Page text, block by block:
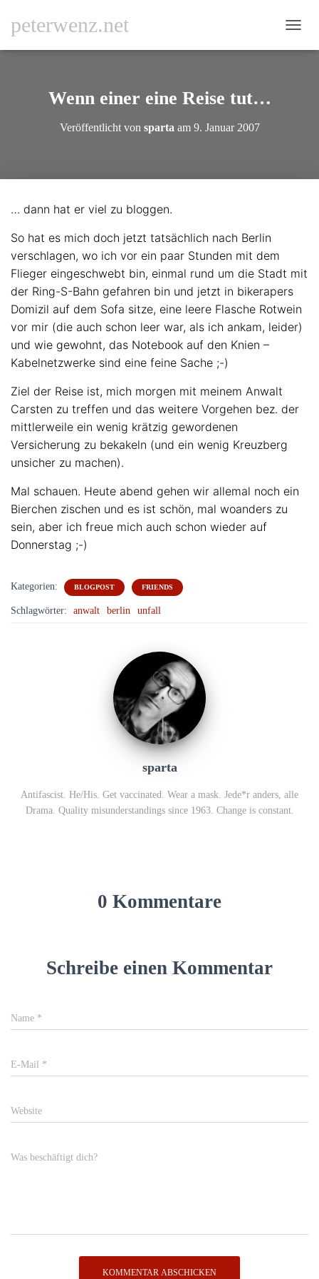
peterwenz.net
A
E
N
Wenn einer eine Reise tut…
Veröffentlicht von sparta am 9. Januar 2007
… dann hat er viel zu bloggen.
So hat es mich doch jetzt tatsächlich nach Berlin
verschlagen, wo ich vor ein paar Stunden mit dem
Flieger eingeschwebt bin, einmal rund um die Stadt mit
der Ring-S-Bahn gefahren bin und jetzt in bikerapers
Domizil auf dem Sofa sitze, eine leere Flasche Rotwein
vor mir (die auch schon leer war, als ich ankam, leider)
und wie gewohnt, das Notebook auf den Knien –
Kabelnetzwerke sind eine feine Sache ;-)
Ziel der Reise ist, mich morgen mit meinem Anwalt
Carsten zu treffen und das weitere Vorgehen bez. der
mittlerweile ein wenig krätzig gewordenen
Versicherung zu bekakeln (und ein wenig Kreuzberg
unsicher zu machen).
Mal schauen. Heute abend gehen wir allemal noch ein
Bierchen zischen und es ist schön, mal woanders zu
sein, aber ich freue mich auch schon wieder auf
Donnerstag ;-)
Kategorien: BLOGPOST FRIENDS
Schlagwörter: anwalt berlin unfall
sparta
Antifascist. He/His. Get vaccinated. Wear a mask. Jede*r anders, alle
Drama. Quality misunderstandings since 1963. Change is constant.
0 Kommentare
Schreibe einen Kommentar
Name *
E-Mail *
Website
Was beschäftigt dich?